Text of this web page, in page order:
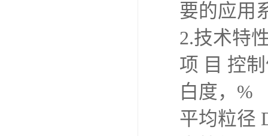
要的应用
2.技术特
项 目 控
白度，
平均粒径